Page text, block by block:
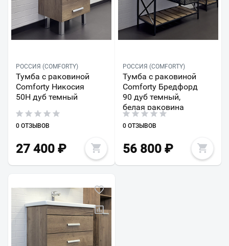
РОССИЯ (COMFORTY)
Тумба с раковиной
Comforty Никосия
50Н дуб темный
0 ОТЗЫВОВ
27 400 ₽
РОССИЯ (COMFORTY)
Тумба с раковиной
Comforty Бредфорд
90 дуб темный,
белая раковина
0 ОТЗЫВОВ
56 800₽